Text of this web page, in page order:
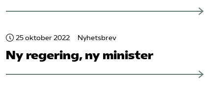
25 oktober 2022 Nyhetsbrev
Ny regering, ny minister